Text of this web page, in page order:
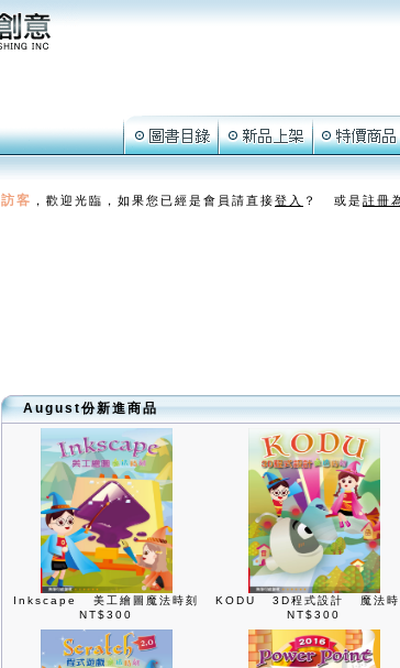
訪客 ，歡迎光臨，如果您已經是會員請直接登入 ？ 或是 註冊
August份新進商品
Inkscape 美工繪圖魔法時刻
NT$300
KODU 3D程式設計 魔法時
NT$300